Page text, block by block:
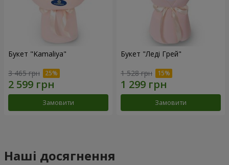
Букет "Kamaliya"
3 465 грн
Замовити
Букет "Леді Грей"
1 528 грн
Замовити
Наші досягнення